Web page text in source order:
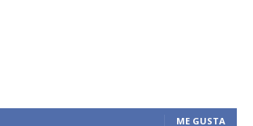
ME GUSTA